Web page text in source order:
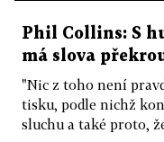
Phil Collins: S
má slova
"Nic z toho není
tisku, podle nichž
sluchu a také proto,